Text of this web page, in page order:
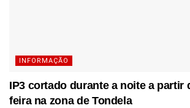
INFORMAÇÃO
IP3 cortado durante a noite a partir
feira na zona de Tondela